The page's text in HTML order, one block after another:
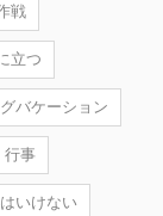
戦
立つ
バケーション
行事
いけない